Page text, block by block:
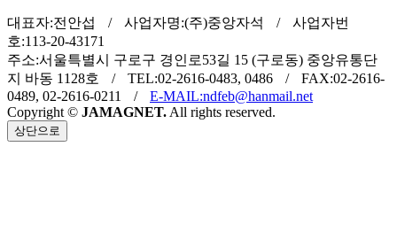
대표자:전안섭 / 사업자명:(주)중앙자석 /
사업자번
호:113-20-43171
주소:서울특별시 구로구 경인로53길 15 (구로동) 중앙유통단
지 바동 1128호
/ TEL:02-2616-0483, 0486 /
FAX:02-2616-
0489, 02-2616-0211
/
E-MAIL:ndfeb@hanmail.net
Copyright © JAMAGNET.All rights reserved.
상단으로